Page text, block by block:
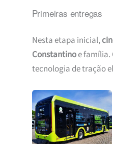
Primeiras entregas
Nesta etapa inicial,
Constantinoe família.
tecnologia de tração